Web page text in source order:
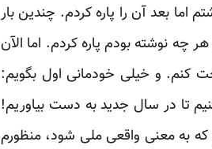
اما بعد آن را پاره ‏کردم. چندین بار
‏نوشته بودم پاره کردم. اما الآن
کنم. و خیلی خودمانی اول بگویم:
تا در سال جدید به دست بیاوریم!
به معنی واقعی ملی شود، منظورم